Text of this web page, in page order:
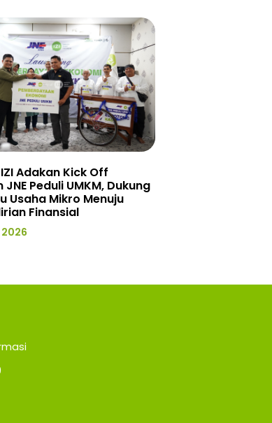
Adakan Kick Off
Peduli UMKM, Dukung
Usaha Mikro Menuju
Finansial